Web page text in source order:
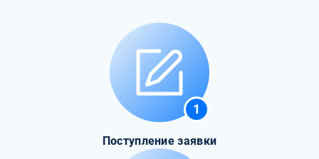
1
Поступление заявки